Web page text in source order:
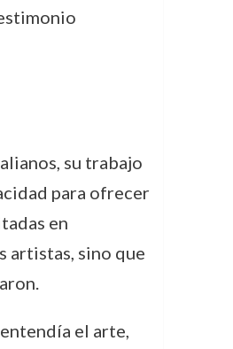
su trabajo
para ofrecer
en
artistas, sino que
el arte,